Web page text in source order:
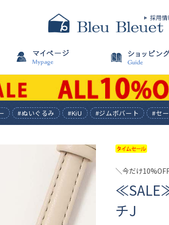
採用情
#ぬいぐるみ #KiU #ジムボバート #セ
＼今だけ
チJ